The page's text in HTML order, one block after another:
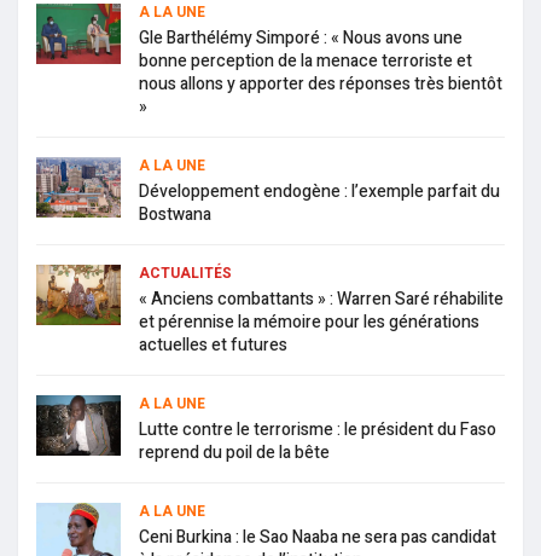
A LA UNE
Gle Barthélémy Simporé : « Nous avons une
bonne perception de la menace terroriste et
nous allons y apporter des réponses très bientôt
»
A LA UNE
Développement endogène : l’exemple parfait du
Bostwana
ACTUALITÉS
« Anciens combattants » : Warren Saré réhabilite
et pérennise la mémoire pour les générations
actuelles et futures
A LA UNE
Lutte contre le terrorisme : le président du Faso
reprend du poil de la bête
A LA UNE
Ceni Burkina : le Sao Naaba ne sera pas candidat